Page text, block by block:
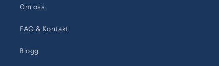
Om oss
FAQ & Kontakt
Blogg